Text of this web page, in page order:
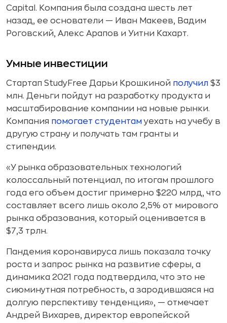
Capital. Компания была создана шесть лет
назад, ее основатели — Иван Макеев, Вадим
Роговский, Алекс Арапов и Уитни Кахарт.
Умные инвестиции
Стартап StudyFree Дарьи Крошкиной получил $3
млн. Деньги пойдут на разработку продукта и
масштабирование компании на новые рынки.
Компания помогает студентам уехать на учебу в
другую страну и получать там гранты и
стипендии.
«У рынка образовательных технологий
колоссальный потенциал, по итогам прошлого
года его объем достиг примерно $220 млрд, что
составляет всего лишь около 2,5% от мирового
рынка образования, который оценивается в
$7,3 трлн.
Пандемия коронавируса лишь показала точку
роста и запрос рынка на развитие сферы, а
динамика 2021 года подтвердила, что это не
сиюминутная потребность, а зародившаяся на
долгую перспективу тенденция», — отмечает
Андрей Вихарев, директор европейской